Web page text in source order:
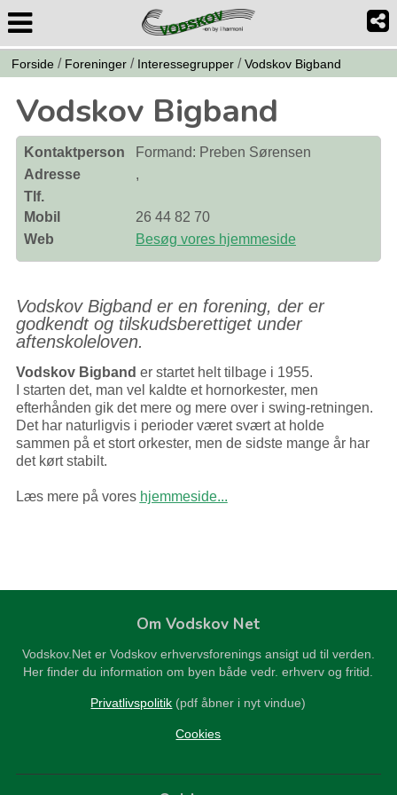
Forside / Foreninger / Interessegrupper / Vodskov Bigband
Vodskov Bigband
Kontaktperson
Formand: Preben Sørensen
Adresse
,
Tlf.
Mobil
26 44 82 70
Web
Besøg vores hjemmeside
Vodskov Bigband er en forening, der er
godkendt og tilskudsberettiget under
aftenskoleloven.
Vodskov Bigband er startet helt tilbage i 1955.
I starten det, man vel kaldte et hornorkester, men
efterhånden gik det mere og mere over i swing-retningen.
Det har naturligvis i perioder været svært at holde
sammen på et stort orkester, men de sidste mange år har
det kørt stabilt.
Læs mere på vores hjemmeside...
Om Vodskov Net
Vodskov.Net er Vodskov erhvervsforenings ansigt ud til verden.
Her finder du information om byen både vedr. erhverv og fritid.
Privatlivspolitik (pdf åbner i nyt vindue)
Cookies